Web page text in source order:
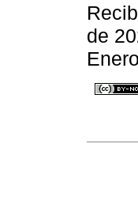
de